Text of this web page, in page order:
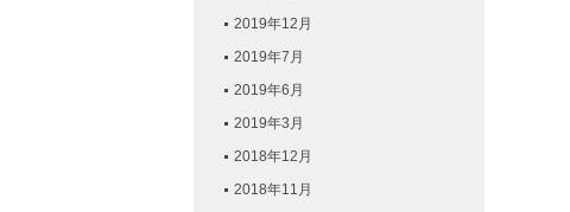
2019年12月
2019年7月
2019年6月
2019年3月
2018年12月
2018年11月